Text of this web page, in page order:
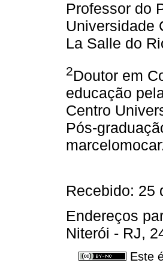
Professor do
Universidade
La Salle do
2Doutor em
educação
Centro
Pós-
Recebido: 25
Endereços
Niterói - RJ,
Este